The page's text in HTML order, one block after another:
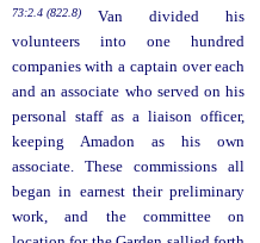
73:2.4 (822.8)
Van divided his
volunteers into one hundred
companies with a captain over each
and an associate who served on his
personal staff as a liaison officer,
keeping Amadon as his own
associate. These commissions all
began in earnest their preliminary
work, and the committee on